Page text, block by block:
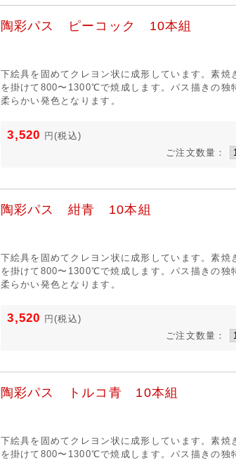
陶彩パス ピーコック 10本組
下絵具を固めてクレヨン状に成形しています。素焼
を掛けて800〜1300℃で焼成します。パス描きの独
柔らかい発色となります。
3,520 円(税込)
ご注文数量：
陶彩パス 紺青 10本組
下絵具を固めてクレヨン状に成形しています。素焼
を掛けて800〜1300℃で焼成します。パス描きの独
柔らかい発色となります。
3,520 円(税込)
ご注文数量：
陶彩パス トルコ青 10本組
下絵具を固めてクレヨン状に成形しています。素焼
を掛けて800〜1300℃で焼成します。パス描きの独